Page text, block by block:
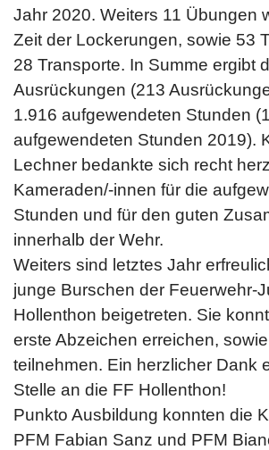
Jahr 2020. Weiters 11 Übungen
Zeit der Lockerungen, sowie 53
28 Transporte. In Summe ergibt
Ausrückungen (213
1.916 aufgewendeten Stunden
aufgewendeten Stunden 2019).
Lechner bedankte sich recht
Kameraden/-innen für die
Stunden und für den guten
innerhalb der Wehr.
Weiters sind letztes Jahr
junge Burschen der Feuerwehr-
Hollenthon beigetreten. Sie
erste Abzeichen erreichen,
teilnehmen. Ein herzlicher Dank
Stelle an die FF Hollenthon!
Punkto Ausbildung konnten die
PFM Fabian Sanz und PFM